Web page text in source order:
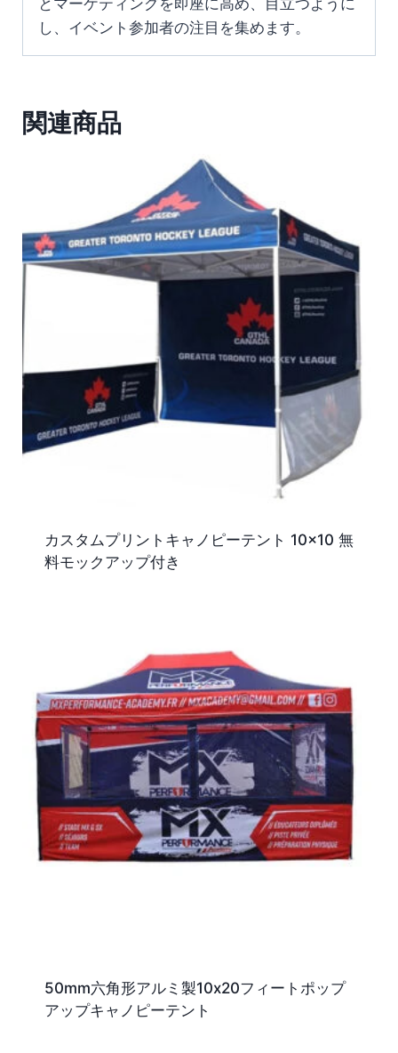
とマーケティングを即座に高め、目立つように
し、イベント参加者の注目を集めます。
関連商品
カスタムプリントキャノピーテント 10×10 無
料モックアップ付き
50mm六角形アルミ製10x20フィートポップ
アップキャノピーテント